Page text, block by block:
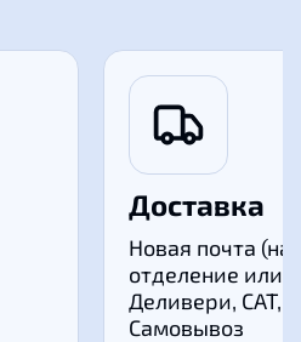
Доставка
Новая почта (на
отделение или
Деливери, САТ,
Самовывоз